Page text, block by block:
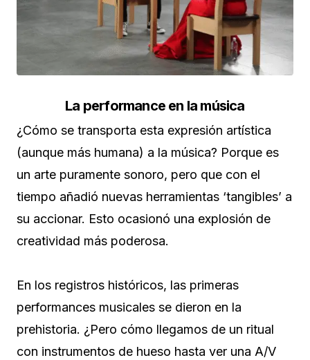
La performance en la música
¿Cómo se transporta esta expresión artística
(aunque más humana) a la música? Porque es
un arte puramente sonoro, pero que con el
tiempo añadió nuevas herramientas ‘tangibles’ a
su accionar. Esto ocasionó una explosión de
creatividad más poderosa.
En los registros históricos, las primeras
performances musicales se dieron en la
prehistoria. ¿Pero cómo llegamos de un ritual
con instrumentos de hueso hasta ver una A/V